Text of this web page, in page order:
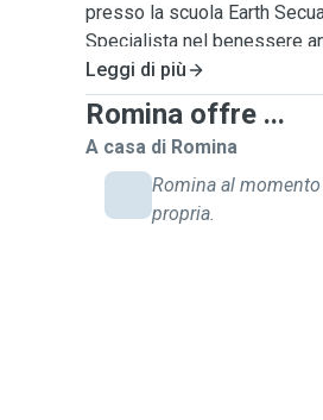
presso la scuola Earth
Specialista nel benessere
Offro servizi di petsitting
comportamentali e di salute
empatica e nell'importanza
proprietario. Che si tratti di passeggiate, di più ore o più
sentire il vostro pet il più possibile
cani paraplegici, ho con
Leggi di più
Romina offre ...
A casa di Romina
Romina al
propria.